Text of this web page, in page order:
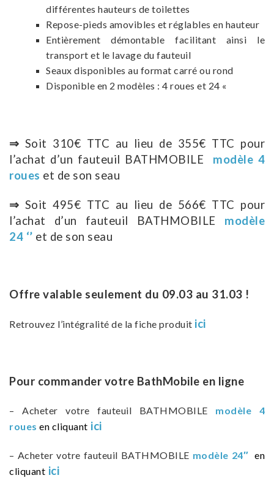
différentes hauteurs de toilettes
Repose-pieds amovibles et réglables en hauteur
Entièrement démontable facilitant ainsi le
transport et le lavage du fauteuil
Seaux disponibles au format carré ou rond
Disponible en 2 modèles : 4 roues et 24 «
⇒ Soit 310€ TTC au lieu de 355€ TTC pour
l’achat d’un fauteuil BATHMOBILE modèle 4
roues et de son seau
⇒ Soit 495€ TTC au lieu de 566€ TTC pour
l’achat d’un fauteuil BATHMOBILE modèle
24 ‘’ et de son seau
Offre valable seulement du 09.03 au 31.03 !
Retrouvez l’intégralité de la fiche produit ici
Pour commander votre BathMobile en ligne
– Acheter votre fauteuil BATHMOBILE modèle 4
roues en cliquant ici
– Acheter votre fauteuil BATHMOBILE modèle 24″ en
cliquant ici